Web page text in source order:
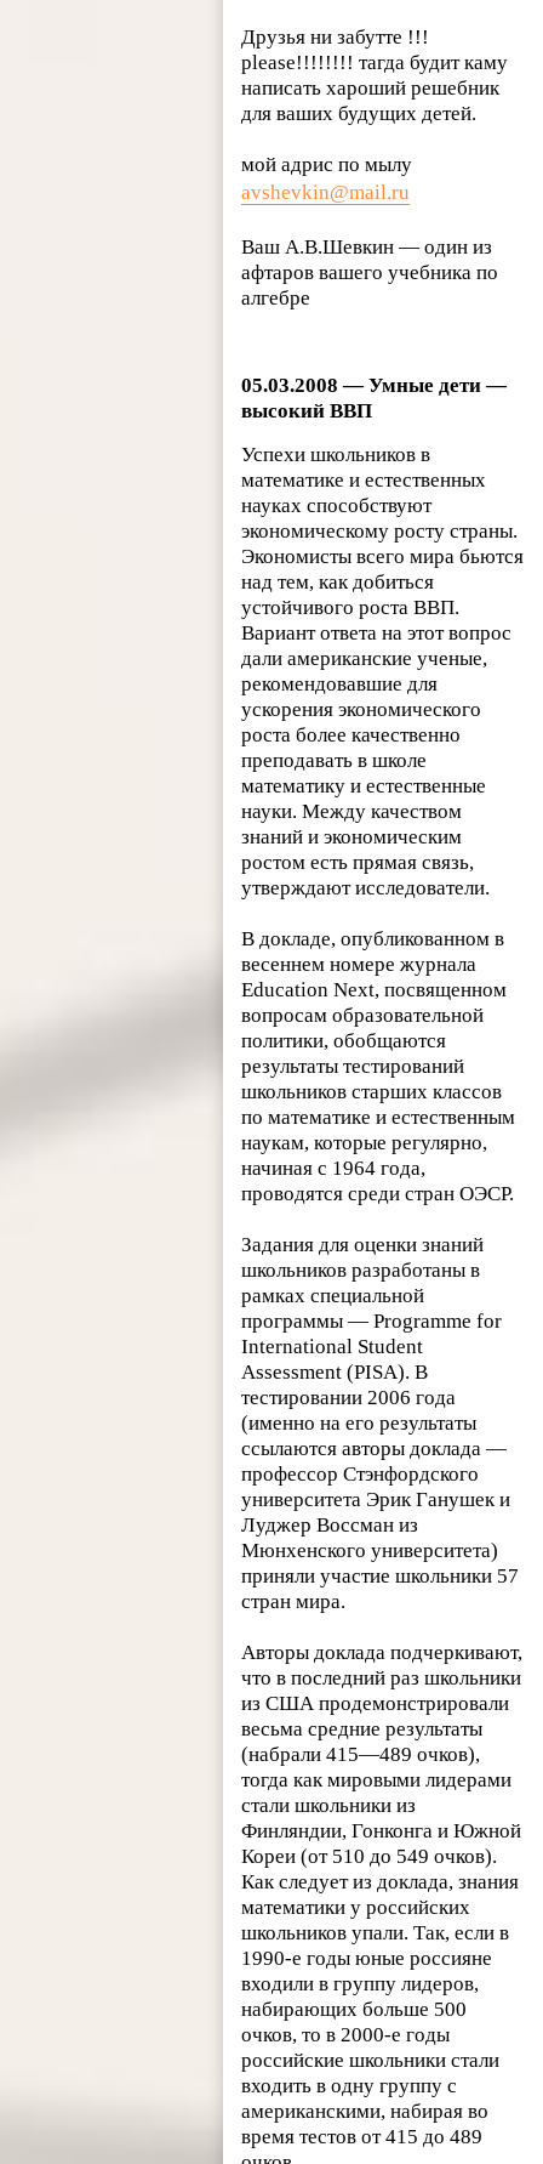
Друзья ни забутте !!!
please!!!!!!!! тагда будит каму
написать хароший решебник
для ваших будущих детей.
мой адрис по мылу
avshevkin@mail.ru
Ваш А.В.Шевкин — один из
афтаров вашего учебника по
алгебре
05.03.2008 — Умные дети —
высокий ВВП
Успехи школьников в
математике и естественных
науках способствуют
экономическому росту страны.
Экономисты всего мира бьются
над тем, как добиться
устойчивого роста ВВП.
Вариант ответа на этот вопрос
дали американские ученые,
рекомендовавшие для
ускорения экономического
роста более качественно
преподавать в школе
математику и естественные
науки. Между качеством
знаний и экономическим
ростом есть прямая связь,
утверждают исследователи.
В докладе, опубликованном в
весеннем номере журнала
Education Next, посвященном
вопросам образовательной
политики, обобщаются
результаты тестирований
школьников старших классов
по математике и естественным
наукам, которые регулярно,
начиная с 1964 года,
проводятся среди стран ОЭСР.
Задания для оценки знаний
школьников разработаны в
рамках специальной
программы — Programme for
International Student
Assessment (PISA). В
тестировании 2006 года
(именно на его результаты
ссылаются авторы доклада —
профессор Стэнфордского
университета Эрик Ганушек и
Луджер Воссман из
Мюнхенского университета)
приняли участие школьники 57
стран мира.
Авторы доклада подчеркивают,
что в последний раз школьники
из США продемонстрировали
весьма средние результаты
(набрали 415—489 очков),
тогда как мировыми лидерами
стали школьники из
Финляндии, Гонконга и Южной
Кореи (от 510 до 549 очков).
Как следует из доклада, знания
математики у российских
школьников упали. Так, если в
1990-е годы юные россияне
входили в группу лидеров,
набирающих больше 500
очков, то в 2000-е годы
российские школьники стали
входить в одну группу с
американскими, набирая во
время тестов от 415 до 489